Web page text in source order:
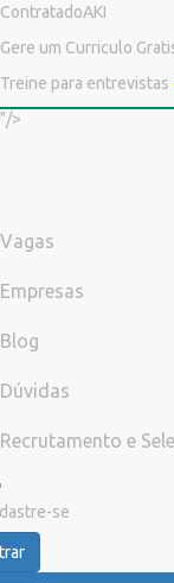
ContratadoAKI
Gere um Curriculo
Treine para entrevistas
"/>
Vagas
Empresas
Blog
Dúvidas
Recrutamento e
se